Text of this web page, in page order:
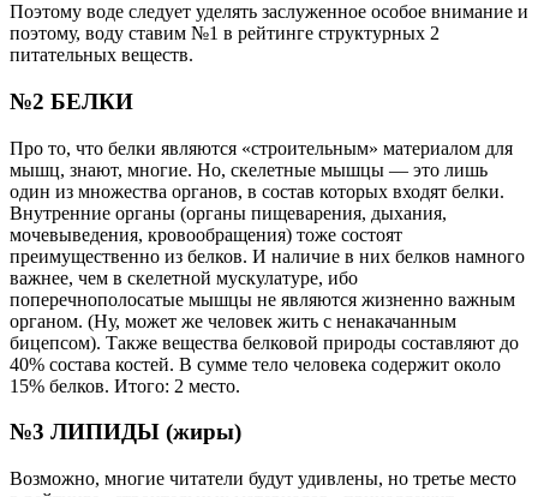
Поэтому воде следует уделять заслуженное особое внимание и
поэтому, воду ставим №1 в рейтинге структурных 2
питательных веществ.
№2 БЕЛКИ
Про то, что белки являются «строительным» материалом для
мышц, знают, многие. Но, скелетные мышцы — это лишь
один из множества органов, в состав которых входят белки.
Внутренние органы (органы пищеварения, дыхания,
мочевыведения, кровообращения) тоже состоят
преимущественно из белков. И наличие в них белков намного
важнее, чем в скелетной мускулатуре, ибо
поперечнополосатые мышцы не являются жизненно важным
органом. (Ну, может же человек жить с ненакачанным
бицепсом). Также вещества белковой природы составляют до
40% состава костей. В сумме тело человека содержит около
15% белков. Итого: 2 место.
№3 ЛИПИДЫ (жиры)
Возможно, многие читатели будут удивлены, но третье место